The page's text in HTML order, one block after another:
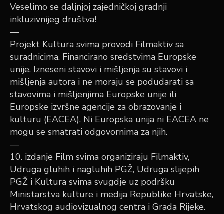
Veselimo se daljnjoj zajedničkoj gradnji
inkluzivnijeg društva!
—
Projekt Kultura svima provodi Filmaktiv sa
suradnicima. Financirano sredstvima Europske
unije. Izneseni stavovi i mišljenja su stavovi i
mišljenja autora i ne moraju se podudarati sa
stavovima i mišljenjima Europske unije ili
Europske izvršne agencije za obrazovanje i
kulturu (EACEA). Ni Europska unija ni EACEA ne
mogu se smatrati odgovornima za njih.
—
10. izdanje Film svima organiziraju Filmaktiv,
Udruga gluhih i nagluhih PGŽ, Udruga slijepih
PGŽ i Kultura svima svugdje uz podršku
Ministarstva kulture i medija Republike Hrvatske,
Hrvatskog audiovizualnog centra i Grada Rijeke.